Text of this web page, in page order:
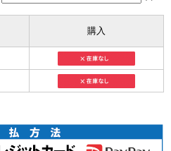
購入